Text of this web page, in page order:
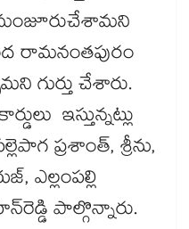
మంజూరుచేశామని
రామనంతపురం
గుర్తు చేశారు.
ఇస్తున్నట్లు
ప్రశాంత్, శ్రీను,
ఎల్లంపల్లి
పాల్గొన్నారు.